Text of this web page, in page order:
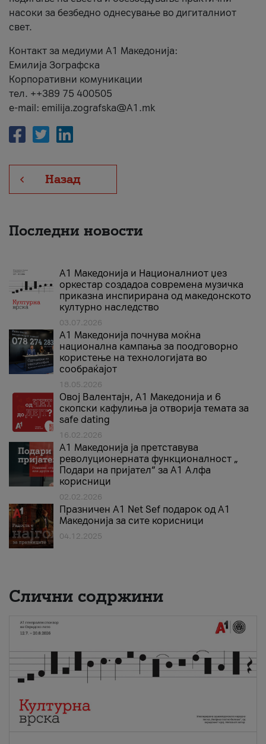
насоки за безбедно однесување во дигиталниот
свет.
Контакт за медиуми А1 Македонија:
Емилија Зографска
Корпоративни комуникации
тел. ++389 75 400505
e-mail: emilija.zografska@A1.mk
Назад
Последни новости
А1 Македонија и Националниот џез
оркестар создадоа современа музичка
приказна инспирирана од македонското
културно наследство
03.07.2026
A1 Македонија почнува моќна
национална кампања за поодговорно
користење на технологијата во
сообраќајот
18.05.2026
Овој Валентајн, A1 Македонија и 6
скопски кафулиња ја отворија темата за
safe dating
16.02.2026
А1 Македонија ја претставува
револуционерната функционалност „
Подари на пријател“ за А1 Алфа
корисници
02.02.2026
Празничен A1 Net Sеf подарок од А1
Македонија за сите корисници
04.12.2025
Слични содржини